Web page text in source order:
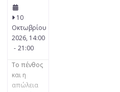
10
Οκτωβρίου
2026, 14:00
- 21:00
Το πένθος
και η
απώλεια